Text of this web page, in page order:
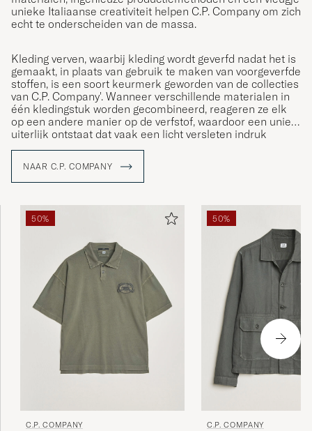
unieke Italiaanse creativiteit helpen C.P. Company om zich
echt te onderscheiden van de massa.
Kleding verven, waarbij kleding wordt geverfd nadat het is
gemaakt, in plaats van gebruik te maken van voorgeverfde
stoffen, is een soort keurmerk geworden van de collecties
van C.P. Company'. Wanneer verschillende materialen in
één kledingstuk worden gecombineerd, reageren ze elk
op een andere manier op de verfstof, waardoor een uniek
uiterlijk ontstaat dat vaak een licht versleten indruk
maakt - een stijl die deel is gaan uitmaken van het unieke
NAAR C.P. COMPANY
50%
C.P. COMPANY
50%
C.P. COMPANY